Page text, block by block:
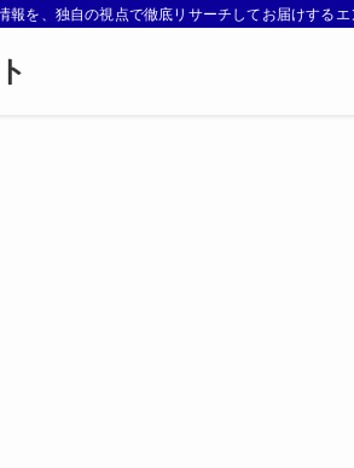
を、独自の視点で徹底リサーチしてお届けするエ